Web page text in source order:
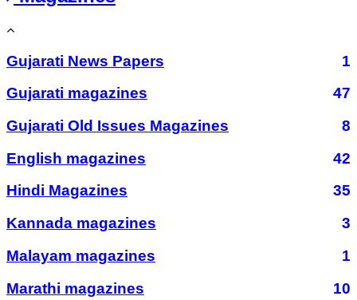
Gujarati News Papers
1
Gujarati magazines
47
Gujarati Old Issues Magazines
8
English magazines
42
Hindi Magazines
35
Kannada magazines
3
Malayam magazines
1
Marathi magazines
10